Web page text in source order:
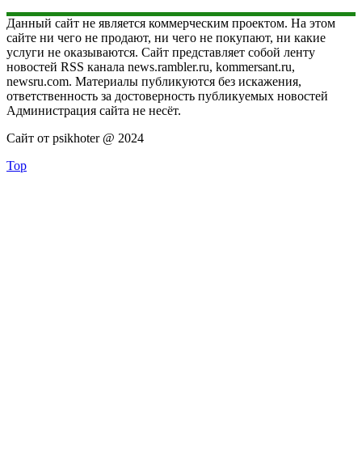
Данный сайт не является коммерческим проектом. На этом
сайте ни чего не продают, ни чего не покупают, ни какие
услуги не оказываются. Сайт представляет собой ленту
новостей RSS канала news.rambler.ru, kommersant.ru,
newsru.com. Материалы публикуются без искажения,
ответственность за достоверность публикуемых новостей
Администрация сайта не несёт.
Сайт от psikhoter @ 2024
Top